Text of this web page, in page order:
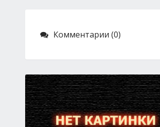
Комментарии (0)